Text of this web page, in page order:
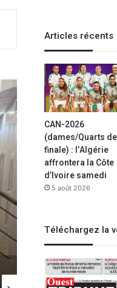
21 février 2026 31
Articles récents
CAN-2026
(dames/Quarts de
finale) : l’Algérie
affrontera la Côte
d’Ivoire samedi
5 août 2026
Téléchargez la